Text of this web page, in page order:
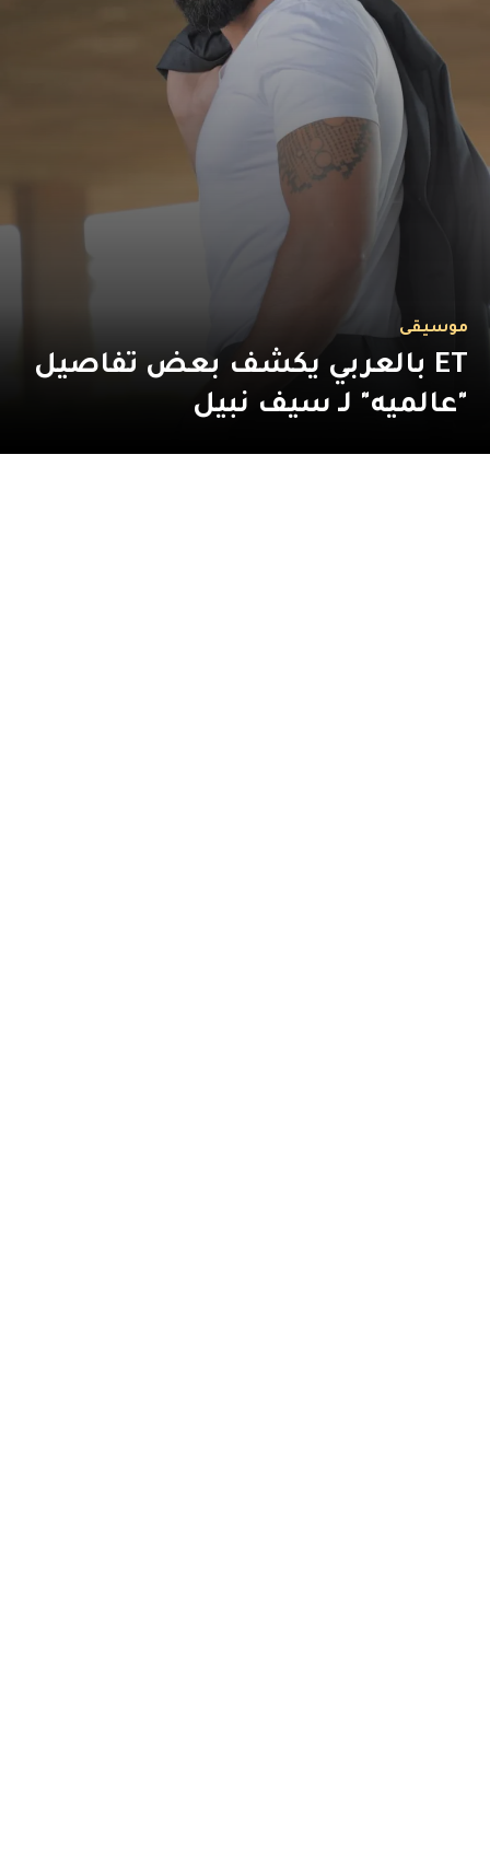
موسيقى
ET بالعربي يكشف بعض تفاصيل
"عالميه" لـ سيف نبيل